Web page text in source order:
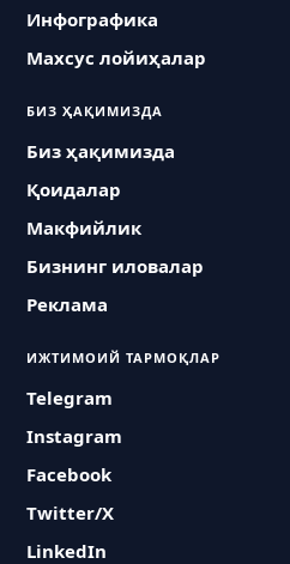
Инфографика
Махсус лойиҳалар
БИЗ ҲАҚИМИЗДА
Биз ҳақимизда
Қоидалар
Макфийлик
Бизнинг иловалар
Реклама
ИЖТИМОИЙ ТАРМОҚЛАР
Telegram
Instagram
Facebook
Twitter/X
LinkedIn